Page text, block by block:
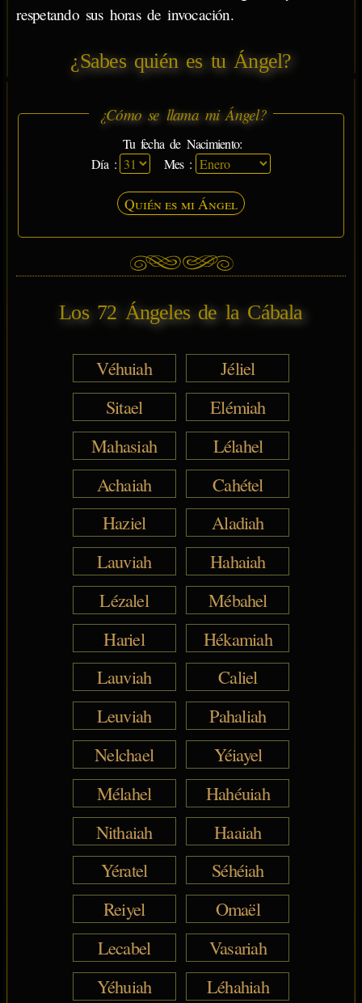
respetando sus horas de invocación.
¿Sabes quién es tu Ángel?
¿Cómo se llama mi Ángel?
Tu fecha de Nacimiento:
Día :
Mes :
Quién es mi Ángel
Los 72 Ángeles de la Cábala
Véhuiah
Jéliel
Sitael
Elémiah
Mahasiah
Lélahel
Achaiah
Cahétel
Haziel
Aladiah
Lauviah
Hahaiah
Lézalel
Mébahel
Hariel
Hékamiah
Lauviah
Caliel
Leuviah
Pahaliah
Nelchael
Yéiayel
Mélahel
Hahéuiah
Nithaiah
Haaiah
Yératel
Séhéiah
Reiyel
Omaël
Lecabel
Vasariah
Yéhuiah
Léhahiah